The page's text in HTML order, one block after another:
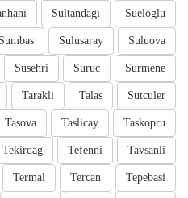
Sueloglu
Sultandagi
Suluova
Sulusaray
Sumbas
Surmene
Suruc
Susehri
Sutculer
Talas
Tarakli
Taskopru
Taslicay
Tasova
Tavsanli
Tefenni
Tekirdag
Tepebasi
Tercan
Termal